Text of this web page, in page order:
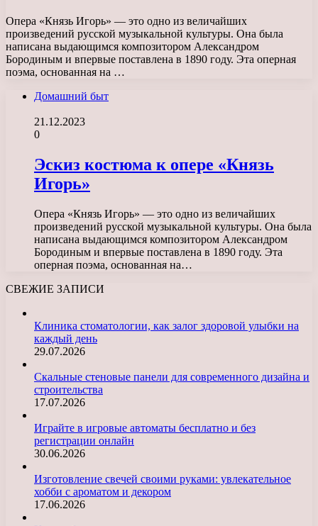
Опера «Князь Игорь» — это одно из величайших
произведений русской музыкальной культуры. Она была
написана выдающимся композитором Александром
Бородиным и впервые поставлена в 1890 году. Эта оперная
поэма, основанная на …
Домашний быт
21.12.2023
0
Эскиз костюма к опере «Князь
Игорь»
Опера «Князь Игорь» — это одно из величайших
произведений русской музыкальной культуры. Она была
написана выдающимся композитором Александром
Бородиным и впервые поставлена в 1890 году. Эта
оперная поэма, основанная на…
СВЕЖИЕ ЗАПИСИ
Клиника стоматологии, как залог здоровой улыбки на
каждый день
29.07.2026
Скальные стеновые панели для современного дизайна и
строительства
17.07.2026
Играйте в игровые автоматы бесплатно и без
регистрации онлайн
30.06.2026
Изготовление свечей своими руками: увлекательное
хобби с ароматом и декором
17.06.2026